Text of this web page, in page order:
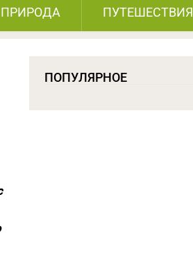
ПРИРОДА ПУТЕШЕСТВИЯ
ПОПУЛЯРНОЕ